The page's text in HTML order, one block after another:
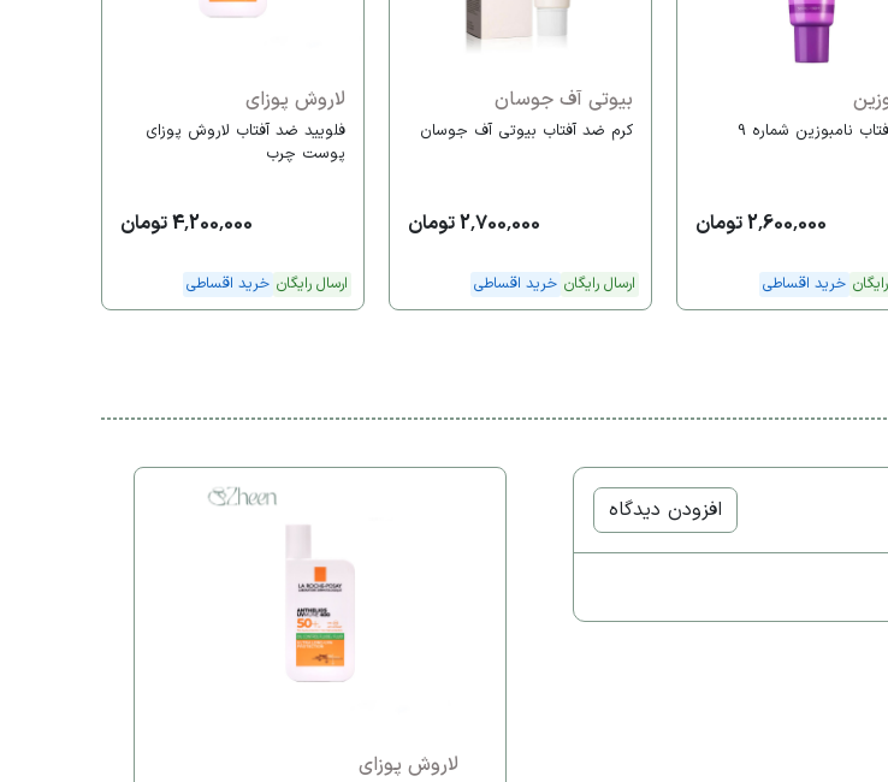
نامبوزین شماره 9
2,600,000 تومان
خرید اقساطی
بیوتی آف جوسان
کرم ضد آفتاب بیوتی آف جوسان
2,700,000 تومان
ارسال رایگان خرید اقساطی
لاروش پوزای
فلویید ضد آفتاب لاروش پوزای
پوست چرب
4,200,000 تومان
ارسال رایگان خرید اقساطی
افزودن دیدگاه
لاروش پوزای